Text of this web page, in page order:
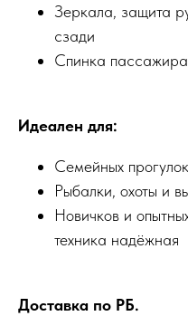
Зеркала, защита
сзади
Спинка
Идеален для:
Семейных прогулок
Рыбалки, охоты и
Новичков и
техника надёжная
Доставка по РБ.